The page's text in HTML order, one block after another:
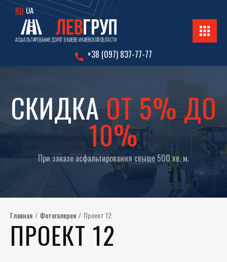
RU UA
+38 (097) 837-77-77
СКИДКА ОТ 5% ДО
10%
При заказе асфальтирования свыше 500 кв. м.
Главная / Фотогалерея / Проект 12
ПРОЕКТ 12